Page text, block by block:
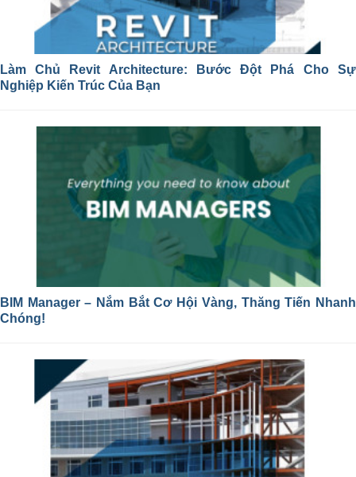
Làm Chủ Revit Architecture: Bước Đột Phá Cho Sự
Nghiệp Kiến Trúc Của Bạn
BIM Manager – Nắm Bắt Cơ Hội Vàng, Thăng Tiến Nhanh
Chóng!